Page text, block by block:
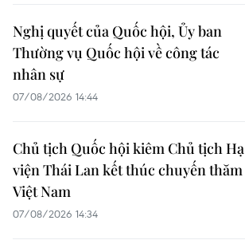
Nghị quyết của Quốc hội, Ủy ban
Thường vụ Quốc hội về công tác
nhân sự
07/08/2026 14:44
Chủ tịch Quốc hội kiêm Chủ tịch Hạ
viện Thái Lan kết thúc chuyến thăm
Việt Nam
07/08/2026 14:34